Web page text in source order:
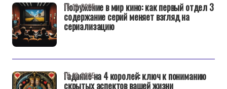
Погружение в мир кино: как первый отдел 3
содержание серий меняет взгляд на
сериализацию
15-12-2025
Гадание на 4 королей: ключ к пониманию
скрытых аспектов вашей жизни
15-12-2025